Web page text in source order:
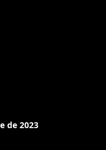
de 2023